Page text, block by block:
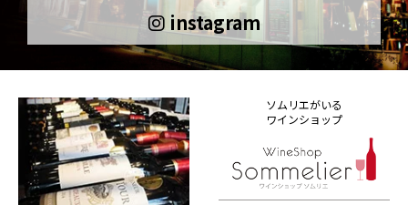
instagram
ソムリエがいる
ワインショップ